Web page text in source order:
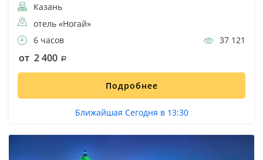
Казань
отель «Ногай»
6 часов
37 121
от 2 400
Подробнее
Ближайшая Сегодня в 13:30